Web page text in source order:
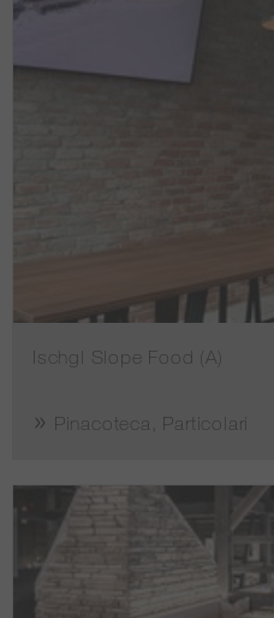
Ischgl Slope Food (A)
Pinacoteca, Particolari